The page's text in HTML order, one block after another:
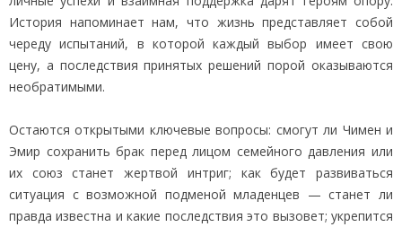
История напоминает нам, что жизнь представляет собой
череду испытаний, в которой каждый выбор имеет свою
цену, а последствия принятых решений порой оказываются
необратимыми.
Остаются открытыми ключевые вопросы: смогут ли Чимен и
Эмир сохранить брак перед лицом семейного давления или
их союз станет жертвой интриг; как будет развиваться
ситуация с возможной подменой младенцев — станет ли
правда известна и какие последствия это вызовет; укрепится